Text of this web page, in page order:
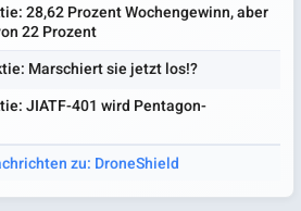
28,62 Prozent Wochengewinn, aber
22 Prozent
Marschiert sie jetzt los!?
JIATF-401 wird Pentagon-
zu: DroneShield